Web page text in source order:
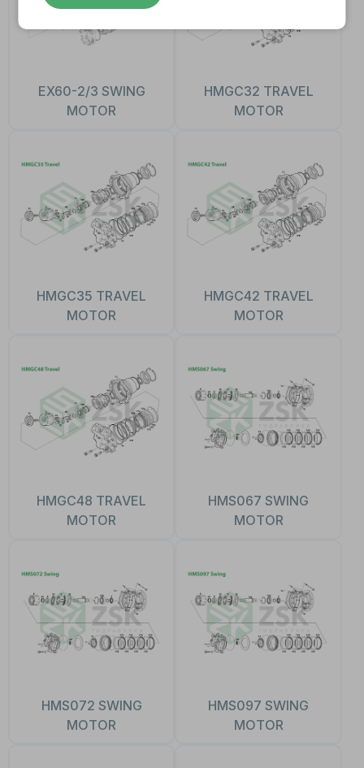
EX60-2/3 SWING
MOTOR
HMGC32 TRAVEL
MOTOR
HMGC35 TRAVEL
MOTOR
HMGC42 TRAVEL
MOTOR
HMGC48 TRAVEL
MOTOR
HMS067 SWING
MOTOR
HMS072 SWING
MOTOR
HMS097 SWING
MOTOR